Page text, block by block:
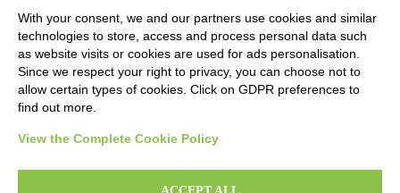
Modifica preferenze Cookie
With your consent, we and our partners use cookies and similar
technologies to store, access and process personal data such
as website visits or cookies are used for ads personalisation.
Since we respect your right to privacy, you can choose not to
allow certain types of cookies. Click on GDPR preferences to
find out more.
View the Complete Cookie Policy